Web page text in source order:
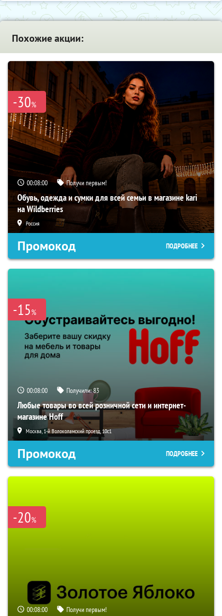
Похожие акции:
-30%
00:07:59 Получи первым!
Обувь, одежда и сумки для всей семьи в магазине kari
на Wildberries
Россия
Промокод ПОДРОБНЕЕ
-15%
00:07:59 Получили:83
Любые товары во всей розничной сети и интернет-
магазине Hoff
Москва, 1-й Волоколамский проезд, 10с1
Промокод ПОДРОБНЕЕ
-20%
00:07:59 Получи первым!